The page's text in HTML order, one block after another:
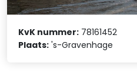
KvK nummer: 78161452
Plaats: 's-Gravenhage